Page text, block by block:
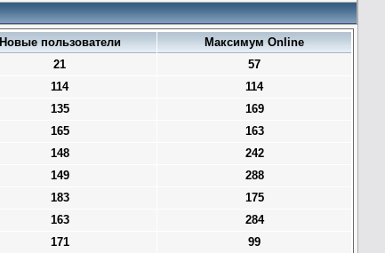
Новые пользователи
Максимум Online
21
57
114
114
135
169
165
163
148
242
149
288
183
175
163
284
171
99